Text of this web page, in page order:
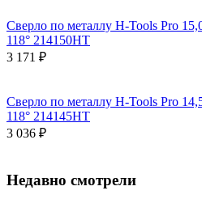
Сверло по металлу H-Tools Pro
118° 214150HT
3 171 ₽
Сверло по металлу H-Tools Pro
118° 214145HT
3 036 ₽
Недавно смотрели